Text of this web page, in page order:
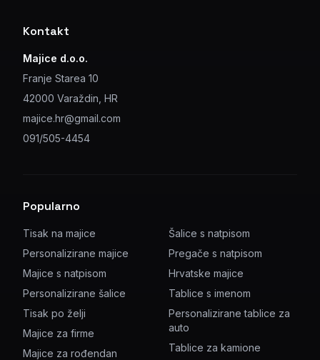
Kontakt
Majice d.o.o.
Franje Starea 10
42000 Varaždin, HR
majice.hr@gmail.com
091/505-4454
Popularno
Tisak na majice
Personalizirane majice
Majice s natpisom
Personalizirane šalice
Tisak po želji
Majice za firme
Majice za rođendan
Šalice s natpisom
Pregače s natpisom
Hrvatske majice
Tablice s imenom
Personalizirane tablice za
auto
Tablice za kamione